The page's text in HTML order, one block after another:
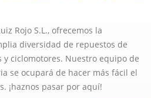
Rojo S.L., ofrecemos la
diversidad de repuestos de
ciclomotores. Nuestro equipo de
se ocupará de hacer más fácil el
¡haznos pasar por aquí!